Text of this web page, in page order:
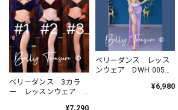
ベリーダンス 3カラ
ー レッスンウェア
¥7,290
ベリーダンス レッス
ンウェア DWH 005
¥6,980